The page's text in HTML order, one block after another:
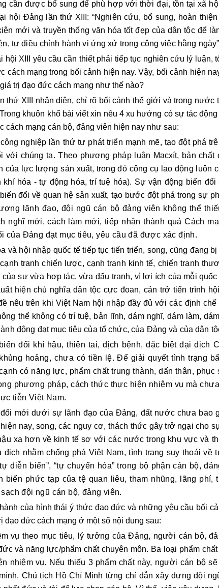
cần được bổ sung để phù hợp với thời đại, tồn tại xã
hội Đảng lần thứ XIII: “Nghiên cứu, bổ sung, hoàn
mới và truyền thống văn hóa tốt đẹp của dân tộc để
tự điều chỉnh hành vi ứng xử trong công việc hằng ngày”
XIII yêu cầu cần thiết phải tiếp tục nghiên cứu lý luận,
cách mạng trong bối cảnh hiện nay. Vậy, bối cảnh hiện
trị đạo đức cách mạng như thế nào?
thứ XIII nhận diện, chỉ rõ bối cảnh thế giới và trong nước
khuôn khổ bài viết xin nêu 4 xu hướng có sự tác
cách mạng cán bộ, đảng viên hiện nay như sau:
nghiệp lần thứ tư phát triển mạnh mẽ, tạo đột phá
chúng ta. Theo phương pháp luận Macxít, bản chất
của lực lượng sản xuất, trong đó công cụ lao động luôn
hóa - tự động hóa, trí tuệ hóa). Sự vận động biến
đổi về quan hệ sản xuất, tạo bước đột phá trong sự
lãnh đạo, đội ngũ cán bộ đảng viên không thể
nghĩ mới, cách làm mới, tiếp nhận thành quả Cách
của Đảng đạt mục tiêu, yêu cầu đã được xác định.
và hội nhập quốc tế tiếp tục tiến triển, song, cũng đang
tranh chiến lược, cạnh tranh kinh tế, chiến tranh
sự vừa hợp tác, vừa đấu tranh, vì lợi ích của mỗi
hiện chủ nghĩa dân tộc cực đoan, cản trở tiến trình
nêu trên khi Việt Nam hội nhập đầy đủ với các định
thể không có trí tuệ, bản lĩnh, dám nghĩ, dám làm,
động đạt mục tiêu của tổ chức, của Đảng và của dân
đổi khí hậu, thiên tai, dịch bệnh, đặc biệt đại dịch
hoảng, chưa có tiền lệ. Để giải quyết tình trạng
có năng lực, phẩm chất trung thành, dấn thân,
phương pháp, cách thức thực hiện nhiệm vụ mà
tiễn Việt Nam.
mới dưới sự lãnh đạo của Đảng, đất nước chưa bao
nay, song, các nguy cơ, thách thức gây trở ngại cho
xa hơn về kinh tế sơ với các nước trong khu vực và
địch nhằm chống phá Việt Nam, tình trạng suy thoái
diễn biến”, “tự chuyển hóa” trong bộ phận cán bộ,
biến phức tạp của tệ quan liêu, tham nhũng, lãng phí,
đội ngũ cán bộ, đảng viên.
của hình thái ý thức đạo đức và những yêu cầu bối
đạo đức cách mạng ở một số nội dung sau:
vụ theo mục tiêu, lý tưởng của Đảng, người cán bộ,
và năng lực/phẩm chất chuyên môn. Ba loại phẩm
nhiệm vụ. Nếu thiếu 3 phẩm chất này, người cán bộ
Chủ tịch Hồ Chí Minh từng chỉ dẫn xây dựng đội